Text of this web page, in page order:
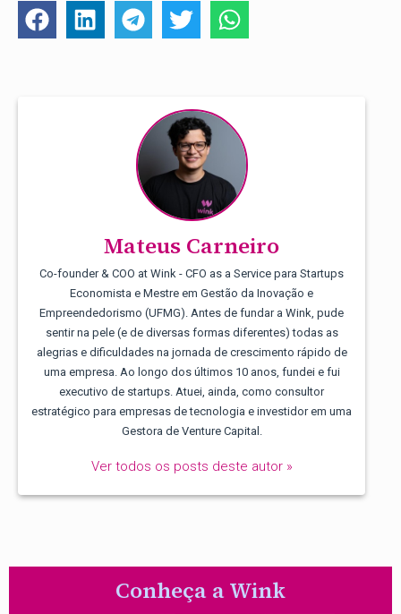
Mateus Carneiro
Co-founder & COO at Wink - CFO as a Service para Startups
Economista e Mestre em Gestão da Inovação e
Empreendedorismo (UFMG). Antes de fundar a Wink, pude
sentir na pele (e de diversas formas diferentes) todas as
alegrias e dificuldades na jornada de crescimento rápido de
uma empresa. Ao longo dos últimos 10 anos, fundei e fui
executivo de startups. Atuei, ainda, como consultor
estratégico para empresas de tecnologia e investidor em uma
Gestora de Venture Capital.
Ver todos os posts deste autor »
Conheça a Wink